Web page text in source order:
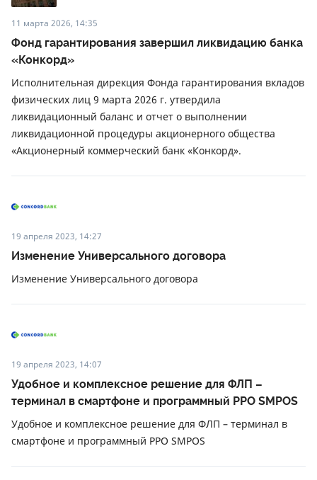
11 марта 2026, 14:35
Фонд гарантирования завершил ликвидацию банка
«Конкорд»
Исполнительная дирекция Фонда гарантирования вкладов
физических лиц 9 марта 2026 г. утвердила
ликвидационный баланс и отчет о выполнении
ликвидационной процедуры акционерного общества
«Акционерный коммерческий банк «Конкорд».
19 апреля 2023, 14:27
Изменение Универсального договора
Изменение Универсального договора
19 апреля 2023, 14:07
Удобное и комплексное решение для ФЛП –
терминал в смартфоне и программный РРО SMPOS
Удобное и комплексное решение для ФЛП – терминал в
смартфоне и программный РРО SMPOS